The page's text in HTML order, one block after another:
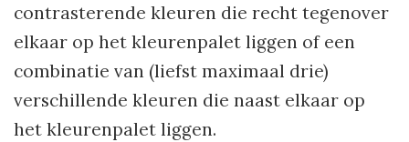
contrasterende kleuren die recht tegenover
elkaar op het kleurenpalet liggen of een
combinatie van (liefst maximaal drie)
verschillende kleuren die naast elkaar op
het kleurenpalet liggen.